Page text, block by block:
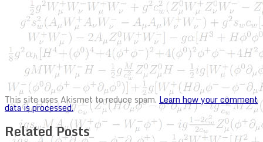
This site uses Akismet to reduce spam. Learn how your comment
data is processed.
Related Posts